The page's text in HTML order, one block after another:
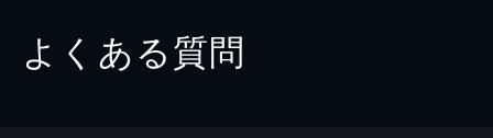
よくある質問